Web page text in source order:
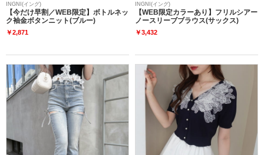
INGNI(イング)
【今だけ早割／WEB限定】ボトルネッ
ク袖金ボタンニット(ブルー)
￥2,871
INGNI(イング)
【WEB限定カラーあり】フリルシアー
ノースリーブブラウス(サックス)
￥3,432